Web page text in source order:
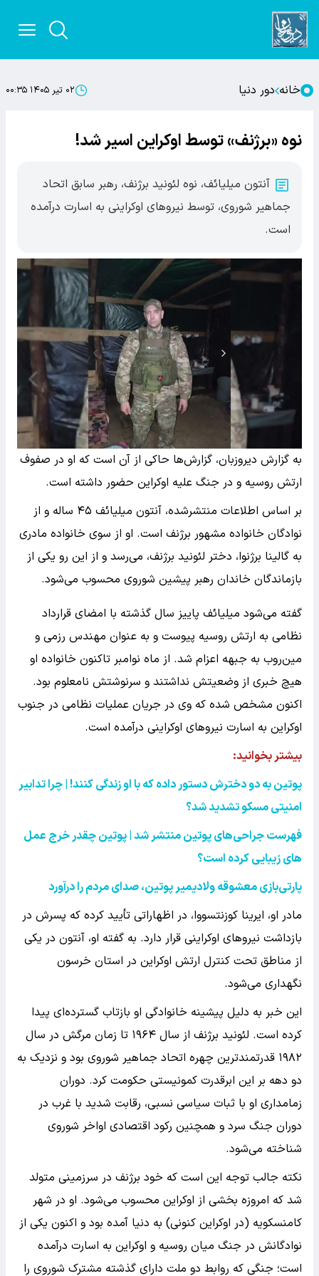
خانه دور دنیا ۰۲ تیر ۱۴۰۵ ۰۰:۳۵
نوه «برژنف» توسط اوکراین اسیر شد!
آنتون میلیائف، نوه لئونید برژنف، رهبر سابق اتحاد
جماهیر شوروی، توسط نیروهای اوکراینی به اسارت درآمده
است.
به گزارش دیروزبان، گزارش‌ها حاکی از آن است که او در صفوف
ارتش روسیه و در جنگ علیه اوکراین حضور داشته است.
بر اساس اطلاعات منتشرشده، آنتون میلیائف ۴۵ ساله و از
نوادگان خانواده مشهور برژنف است. او از سوی خانواده مادری
به گالینا برژنوا، دختر لئونید برژنف، می‌رسد و از این رو یکی از
بازماندگان خاندان رهبر پیشین شوروی محسوب می‌شود.
گفته می‌شود میلیائف پاییز سال گذشته با امضای قرارداد
نظامی به ارتش روسیه پیوست و به عنوان مهندس رزمی و
مین‌روب به جبهه اعزام شد. از ماه نوامبر تاکنون خانواده او
هیچ خبری از وضعیتش نداشتند و سرنوشتش نامعلوم بود.
اکنون مشخص شده که وی در جریان عملیات نظامی در جنوب
اوکراین به اسارت نیروهای اوکراینی درآمده است.
بیشتر بخوانید:
پوتین به دو دخترش دستور داده که با او زندگی کنند! | چرا تدابیر
امنیتی مسکو تشدید شد؟
فهرست جراحی‌های پوتین منتشر شد | پوتین چقدر خرج عمل
های زیبایی کرده است؟
پارتی‌بازی معشوقه ولادیمیر پوتین، صدای مردم را درآورد
مادر او، ایرینا کوزنتسووا، در اظهاراتی تأیید کرده که پسرش در
بازداشت نیروهای اوکراینی قرار دارد. به گفته او، آنتون در یکی
از مناطق تحت کنترل ارتش اوکراین در استان خرسون
نگهداری می‌شود.
این خبر به دلیل پیشینه خانوادگی او بازتاب گسترده‌ای پیدا
کرده است. لئونید برژنف از سال ۱۹۶۴ تا زمان مرگش در سال
۱۹۸۲ قدرتمندترین چهره اتحاد جماهیر شوروی بود و نزدیک به
دو دهه بر این ابرقدرت کمونیستی حکومت کرد. دوران
زمامداری او با ثبات سیاسی نسبی، رقابت شدید با غرب در
دوران جنگ سرد و همچنین رکود اقتصادی اواخر شوروی
شناخته می‌شود.
نکته جالب توجه این است که خود برژنف در سرزمینی متولد
شد که امروزه بخشی از اوکراین محسوب می‌شود. او در شهر
کامنسکویه (در اوکراین کنونی) به دنیا آمده بود و اکنون یکی از
نوادگانش در جنگ میان روسیه و اوکراین به اسارت درآمده
است؛ جنگی که روابط دو ملت دارای گذشته مشترک شوروی را